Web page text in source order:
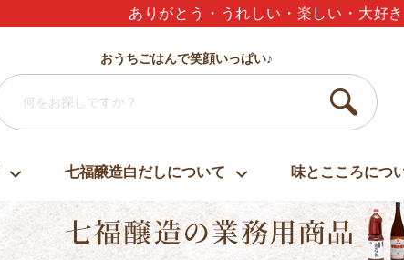
夏のギフトセット3,000円以上で
おうちごはんで笑顔いっぱい♪
七福醸造白だしについて 味とこころにつ